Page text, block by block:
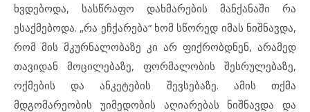
ხვდებოდა, სასწრაფო დახმარების მანქანაში რა
ესაქმებოდა. „რა ეჩქარება“ ხომ სწორედ იმას ნიშნავდა,
რომ მის მკურნალობაზე კი არ ფიქრობდნენ, არამედ
თავიდან მოცილებაზე, ფორმალობის შესრულებაზე,
ოქმების და ანკეტების შევსებაზე. ამის თქმა
მდგომარეობის უიმედობის აღიარებას ნიშნავდა და